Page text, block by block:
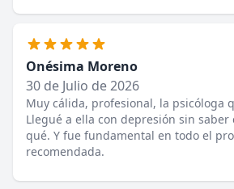
Onésima Moreno
30 de Julio de 2026
Muy cálida, profesional, la psicóloga
Llegué a ella con depresión sin
qué. Y fue fundamental en todo el
recomendada.